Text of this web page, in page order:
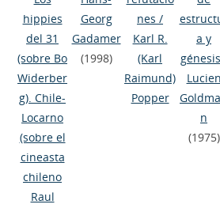
hippies
del 31
(sobre Bo
Widerber
g). Chile-
Locarno
(sobre el
cineasta
chileno
Raul
Georg
Gadamer
(1998)
nes /
Karl R.
(Karl
Raimund)
Popper
a y
génesis
Lucien
n
(1975)